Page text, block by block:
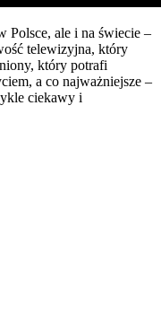
Polsce, ale i na świecie –
telewizyjna, który
który potrafi
a co najważniejsze –
ciekawy i